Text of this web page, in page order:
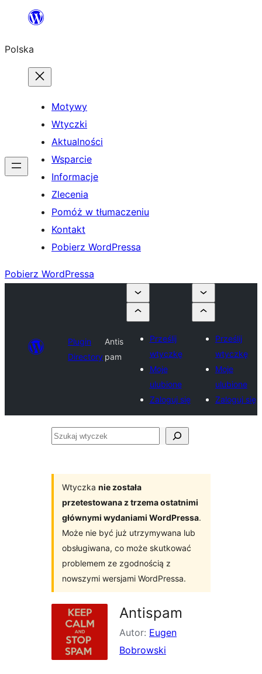
Przejdź
treści
Polska
Motywy
Wtyczki
Aktualności
Wsparcie
Informacje
Zlecenia
Pomóż w tłumaczeniu
Kontakt
Pobierz WordPressa
Pobierz WordPressa
Plugin
Directory
Antis
pam
Prześlij
wtyczkę
Moje
ulubione
Zaloguj się
Prześlij
wtyczkę
Moje
ulubione
Zaloguj się
Szukaj
Wtyczka nie została
przetestowana z trzema ostatnimi
głównymi wydaniami WordPressa.
Może nie być już utrzymywana lub
obsługiwana, co może skutkować
problemem ze zgodnością z
nowszymi wersjami WordPressa.
Antispam
Autor: Eugen
Bobrowski